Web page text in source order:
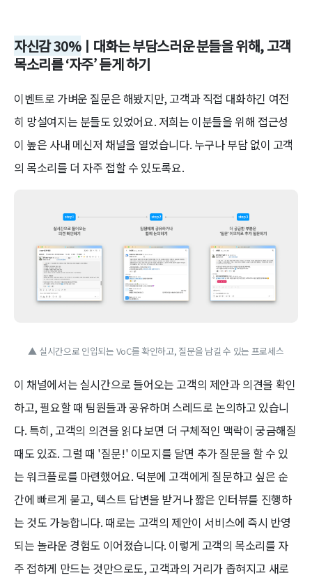
자신감 30%ㅣ대화는 부담스러운 분들을 위해, 고객
목소리를 ‘자주’ 듣게 하기
이벤트로 가벼운 질문은 해봤지만, 고객과 직접 대화하긴 여전
히 망설여지는 분들도 있었어요. 저희는 이분들을 위해 접근성
이 높은 사내 메신저 채널을 열었습니다. 누구나 부담 없이 고객
의 목소리를 더 자주 접할 수 있도록요.
▲ 실시간으로 인입되는 VoC를 확인하고, 질문을 남길 수 있는 프로세스
이 채널에서는 실시간으로 들어오는 고객의 제안과 의견을 확인
하고, 필요할 때 팀원들과 공유하며 스레드로 논의하고 있습니
다. 특히, 고객의 의견을 읽다 보면 더 구체적인 맥락이 궁금해질
때도 있죠. 그럴 때 '질문!' 이모지를 달면 추가 질문을 할 수 있
는 워크플로를 마련했어요. 덕분에 고객에게 질문하고 싶은 순
간에 빠르게 묻고, 텍스트 답변을 받거나 짧은 인터뷰를 진행하
는 것도 가능합니다. 때로는 고객의 제안이 서비스에 즉시 반영
되는 놀라운 경험도 이어졌습니다. 이렇게 고객의 목소리를 자
주 접하게 만드는 것만으로도, 고객과의 거리가 좁혀지고 새로